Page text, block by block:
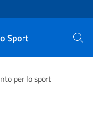
Sport Cerca
per lo sport